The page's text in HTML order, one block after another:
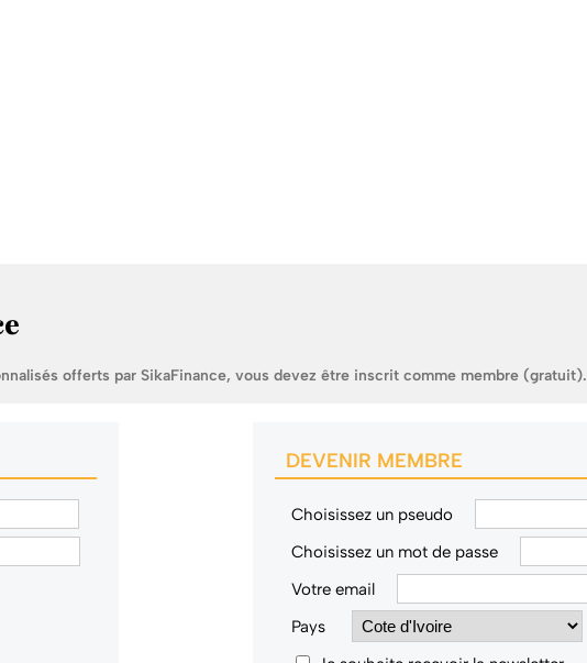
offerts par SikaFinance, vous devez être inscrit comme membre (gratuit).
DEVENIR MEMBRE
Choisissez un pseudo
Choisissez un mot de passe
Votre email
Pays